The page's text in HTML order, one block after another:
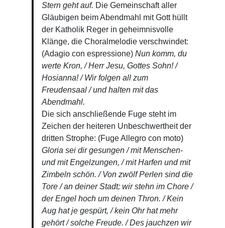
Stern geht auf. Die Gemeinschaft aller
Gläubigen beim Abendmahl mit Gott hüllt
der Katholik Reger in geheimnisvolle
Klänge, die Choralmelodie verschwindet:
(Adagio con espressione) Nun komm, du
werte Kron, / Herr Jesu, Gottes Sohn! /
Hosianna! / Wir folgen all zum
Freudensaal / und halten mit das
Abendmahl.
Die sich anschließende Fuge steht im
Zeichen der heiteren Unbeschwertheit der
dritten Strophe: (Fuge Allegro con moto)
Gloria sei dir gesungen / mit Menschen-
und mit Engelzungen, / mitHarfen und mit
Zimbeln schön. / Von zwölf Perlen sind die
Tore / an deiner Stadt; wir stehn im Chore /
der Engel hoch um deinen Thron. / Kein
Aug hat je gespürt, / kein Ohr hat mehr
gehört /solche Freude. / Des jauchzen wir